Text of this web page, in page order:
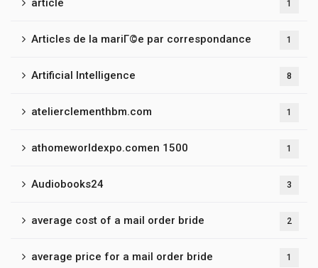
article 1
Articles de la mariГ©e par correspondance 1
Artificial Intelligence 8
atelierclementhbm.com 1
athomeworldexpo.comen 1500 1
Audiobooks24 3
average cost of a mail order bride 2
average price for a mail order bride 1